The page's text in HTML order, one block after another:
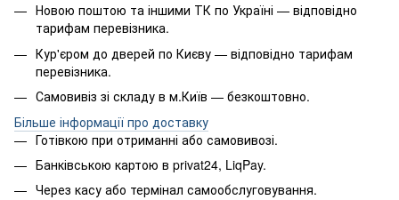
Новою поштою та іншими ТК по Україні — відповідно
тарифам перевізника.
Кур'єром до дверей по Києву — відповідно тарифам
перевізника.
Самовивіз зі складу в м.Київ — безкоштовно.
Більше інформації про доставку
Готівкою при отриманні або самовивозі.
Банківською картою в privat24, LiqPay.
Через касу або термінал самообслуговування.